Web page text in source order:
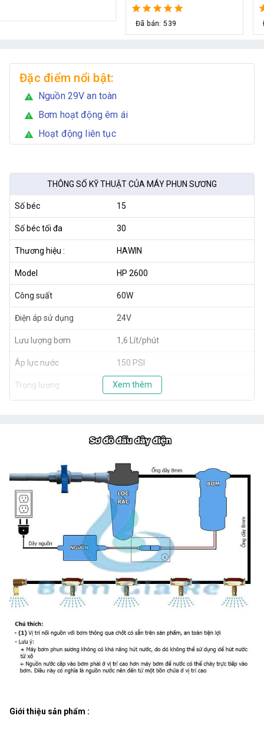
Đã bán: 539 Đã bán: 127
Đặc điểm nổi bật:
warning Nguồn 29V an toàn
warning Bơm hoạt động êm ái
warning Hoạt động liên tục
THÔNG SỐ KỸ THUẬT CỦA MÁY PHUN SƯƠNG
Số béc 15
Số béc tối đa 30
Thương hiệu : HAWIN
Model HP 2600
Công suất 60W
Điện áp sử dụng 24V
Lưu lượng bơm 1,6 Lít/phút
Áp lực nước 150 PSI
Trọng lượng 1,8kg
Xem thêm
Giới thiệu sản phẩm :